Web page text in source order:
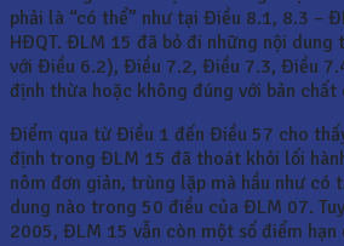
phải là “có thể” như tại Điều 8.1, 8.3 –
HĐQT. ĐLM 15 đã bỏ đi những nội
với Điều 6.2), Điều 7.2, Điều 7.3, Điều
định thừa hoặc không đúng với bản
Điểm qua từ Điều 1 đến Điều 57 cho
định trong ĐLM 15 đã thoát khỏi lối
nôm đơn giản, trùng lặp mà hầu như có
dung nào trong 50 điều của ĐLM 07.
2005, ĐLM 15 vẫn còn một số điểm hạn